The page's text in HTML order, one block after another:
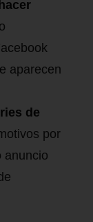
aparecen
de
por
anuncio